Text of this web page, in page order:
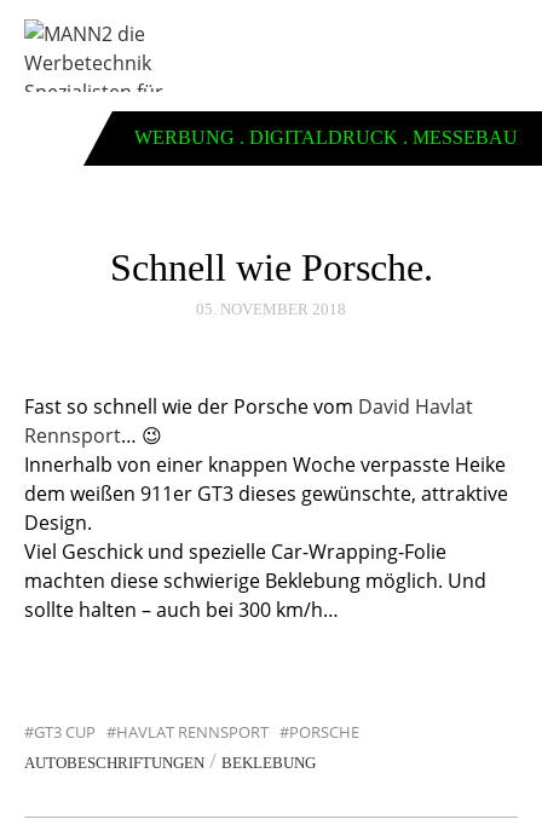
WERBUNG . DIGITALDRUCK . MESSEBAU
Schnell wie Porsche.
05. NOVEMBER 2018
Fast so schnell wie der Porsche vom David Havlat
Rennsport… 😉
Innerhalb von einer knappen Woche verpasste Heike
dem weißen 911er GT3 dieses gewünschte, attraktive
Design.
Viel Geschick und spezielle Car-Wrapping-Folie
machten diese schwierige Beklebung möglich. Und
sollte halten – auch bei 300 km/h…
GT3 CUP HAVLAT RENNSPORT PORSCHE
AUTOBESCHRIFTUNGEN / BEKLEBUNG